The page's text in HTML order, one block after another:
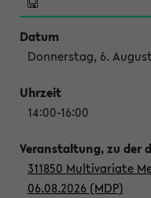
Donnerstag, 6.
14:00-16:00
311850 Multivariate
06.08.2026 (MDP)